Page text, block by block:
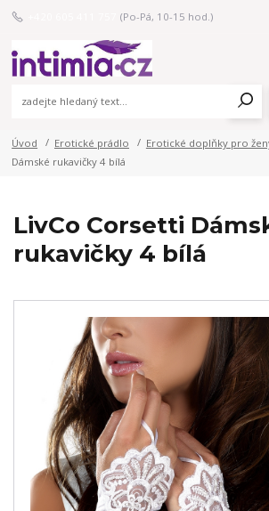
(Po-Pá, 10-15 hod.)
Úvod Erotické prádlo Erotické doplňky pro
Dámské rukavičky 4 bílá
LivCo Corsetti
rukavičky 4 bílá